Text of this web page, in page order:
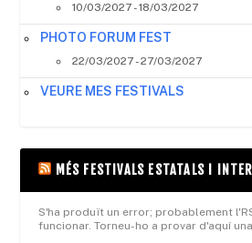
10/03/2027 - 18/03/2027
PHOTO FORUM FEST
22/03/2027 - 27/03/2027
VEURE MES FESTIVALS
MÉS FESTIVALS ESTATALS I
S'ha produït un error; probablement
funcionar. Torneu-ho a provar d'aquí